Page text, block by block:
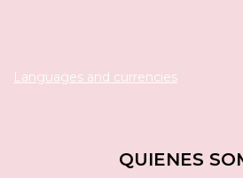
Languages and currencies
QUIENES